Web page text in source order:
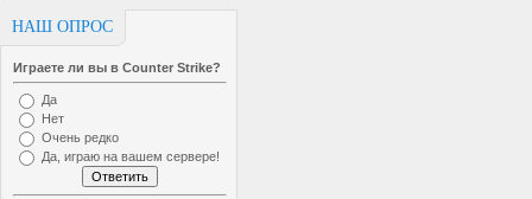
НАШ ОПРОС
Играете ли вы в Counter Strike?
Да
Нет
Очень редко
Да, играю на вашем сервере!